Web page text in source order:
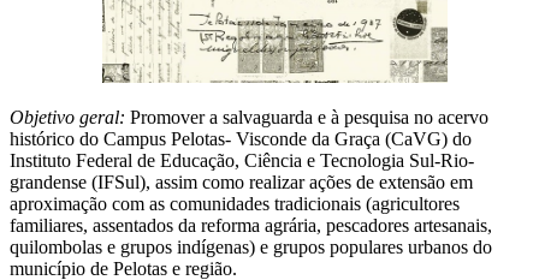
Objetivo geral: Promover a salvaguarda e à pesquisa no acervo
histórico do Campus Pelotas- Visconde da Graça (CaVG) do
Instituto Federal de Educação, Ciência e Tecnologia Sul-Rio-
grandense (IFSul), assim como realizar ações de extensão em
aproximação com as comunidades tradicionais (agricultores
familiares, assentados da reforma agrária, pescadores artesanais,
quilombolas e grupos indígenas) e grupos populares urbanos do
município de Pelotas e região.